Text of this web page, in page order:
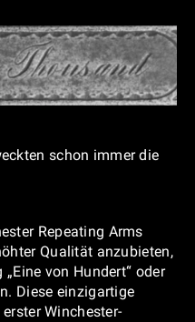
schon immer die
Repeating Arms
Qualität anzubieten,
von Hundert“ oder
Diese einzigartige
Winchester-